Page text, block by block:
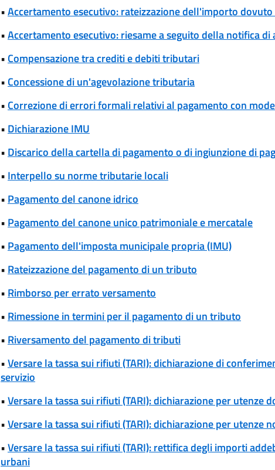
•Accertamento esecutivo: rateizzazione dell'importo
•Accertamento esecutivo: riesame a seguito della notifica
• Compensazione tra crediti e debiti tributari
• Concessione di un'agevolazione tributaria
• Correzione di errori formali relativi al pagamento con
• Dichiarazione IMU
• Discarico della cartella di pagamento o di ingiunzione di
• Interpello su norme tributarie locali
• Pagamento del canone idrico
• Pagamento del canone unico patrimoniale e mercatale
• Pagamento dell'imposta municipale propria (IMU)
• Rateizzazione del pagamento di un tributo
• Rimborso per errato versamento
• Rimessione in termini per il pagamento di un tributo
• Riversamento del pagamento di tributi
•Versare la tassa sui rifiuti (TARI): dichiarazione di
servizio
•Versare la tassa sui rifiuti (TARI): dichiarazione per utenze
•Versare la tassa sui rifiuti (TARI): dichiarazione per utenze
•Versare la tassa sui rifiuti (TARI): rettifica degli importi
urbani